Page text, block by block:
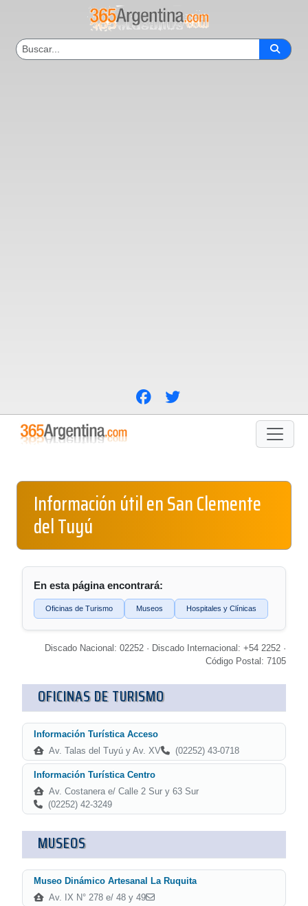
Información útil en San Clemente
del Tuyú
En esta página encontrará:
Oficinas de Turismo Museos Hospitales y Clínicas
Discado Nacional: 02252 · Discado Internacional: +54 2252 ·
Código Postal: 7105
OFICINAS DE TURISMO
Información Turística Acceso
Av. Talas del Tuyú y Av. XV
(02252) 43-0718
Información Turística Centro
Av. Costanera e/ Calle 2 Sur y 63 Sur
(02252) 42-3249
MUSEOS
Museo Dinámico Artesanal La Ruquita
Av. IX N° 278 e/ 48 y 49